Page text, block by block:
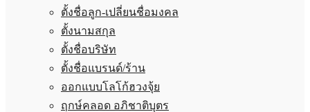
ตั้งชื่อลูก-เปลี่ยนชื่อมงคล
ตั้งนามสกุล
ตั้งชื่อบริษัท
ตั้งชื่อแบรนด์/ร้าน
ออกแบบโลโก้ฮวงจุ้ย
ฤกษ์คลอด อภิชาติบุตร